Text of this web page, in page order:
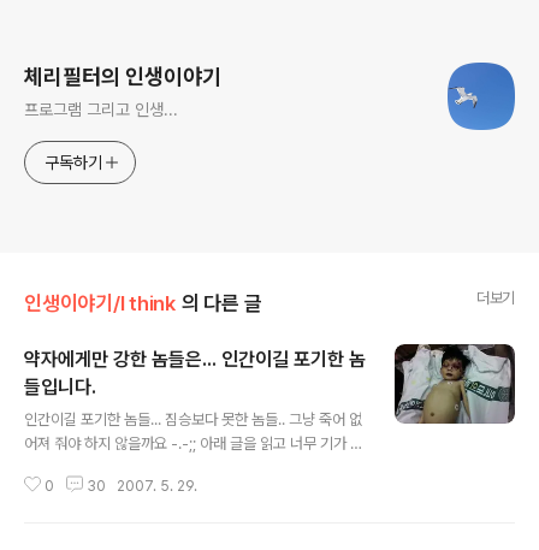
체리필터의 인생이야기
프로그램 그리고 인생...
구독하기
인생이야기/I think 의 다른 글 더보기
약자에게만 강한 놈들은... 인간이길 포기한 놈
들입니다.
인간이길 포기한 놈들... 짐승보다 못한 놈들.. 그냥 죽어 없
어져 줘야 하지 않을까요 -.-;; 아래 글을 읽고 너무 기가 막
서... 우리 아들놈... 어린이 집에도 못 보내겠습니다. 어린이
0 30 2007. 5. 29.